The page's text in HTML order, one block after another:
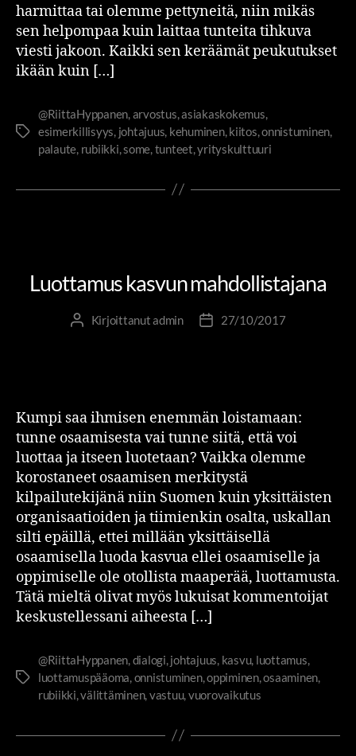
harmittaa tai olemme pettyneitä, niin mikäs
sen helpompaa kuin laittaa tunteita tihkuva
viesti jakoon. Kaikki sen keräämät peukutukset
ikään kuin […]
@RiittaHyppanen arvostus ,asiakaskokemus
esimerkillisyys johtajuus kehuminen, kiitos ,onnistuminen
palaute rubiikki ,some tunteet ,yrityskulttuuri
Luottamus kasvun mahdollistajana
Kirjoittanutadmin 27/10/2017
Kumpi saa ihmisen enemmän loistamaan:
tunne osaamisesta vai tunne siitä, että voi
luottaa ja itseen luotetaan? Vaikka olemme
korostaneet osaamisen merkitystä
kilpailutekijänä niin Suomen kuin yksittäisten
organisaatioiden ja tiimienkin osalta, uskallan
silti epäillä, ettei millään yksittäisellä
osaamisella luoda kasvua ellei osaamiselle ja
oppimiselle ole otollista maaperää, luottamusta.
Tätä mieltä olivat myös lukuisat kommentoijat
keskustellessani aiheesta […]
@RiittaHyppanen dialogi johtajuus kasvu, luottamus
luottamuspääoma onnistuminen,oppiminen,osaaminen
rubiikki ,välittäminen, vastuu, vuorovaikutus